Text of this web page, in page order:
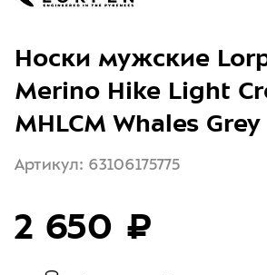
Носки мужские
Merino Hike Light
MHLCM Whales Grey
Артикул: 63106175775
2 650 ₽